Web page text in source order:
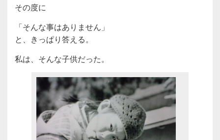
その度に
「そんな事はありません」
と、きっぱり答える。
私は、そんな子供だった。